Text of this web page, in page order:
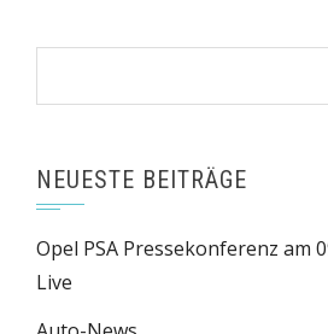
NEUESTE BEITRÄGE
Opel PSA Pressekonferenz am
Live